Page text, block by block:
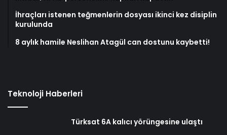
İhraçları istenen teğmenlerin dosyası ikinci kez disiplin
kurulunda
8 aylık hamile Neslihan Atagül can dostunu kaybetti!
Teknoloji Haberleri
Türksat 6A kalıcı yörüngesine ulaştı